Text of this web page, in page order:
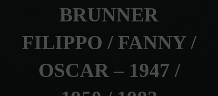
BRUNNER
FILIPPO / FANNY /
OSCAR – 1947 /